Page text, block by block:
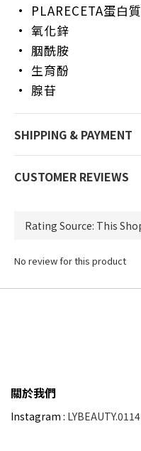
• PLARECETA蛋白質
• 氧化鋅
• 胭酰胺
• 生育酚
• 腺苷
SHIPPING & PAYMENT
CUSTOMER REVIEWS
No review for this product
關於我們
Instagram : LYBEAUTY.0114